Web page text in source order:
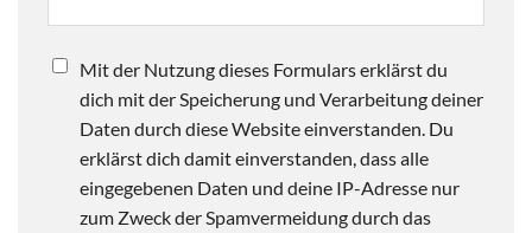
Mit der Nutzung dieses Formulars erklärst du
dich mit der Speicherung und Verarbeitung deiner
Daten durch diese Website einverstanden. Du
erklärst dich damit einverstanden, dass alle
eingegebenen Daten und deine IP-Adresse nur
zum Zweck der Spamvermeidung durch das